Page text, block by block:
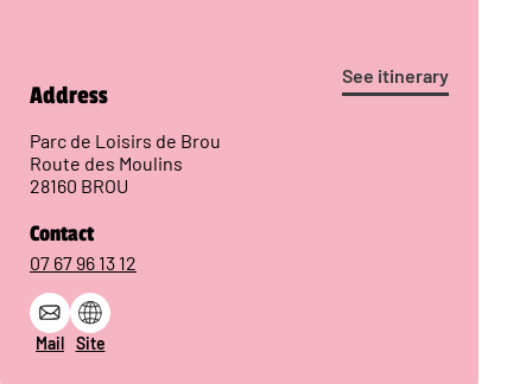
See itinerary
Address
Parc de Loisirs de Brou
Route des Moulins
28160 BROU
Contact
07 67 96 13 12
Mail Site